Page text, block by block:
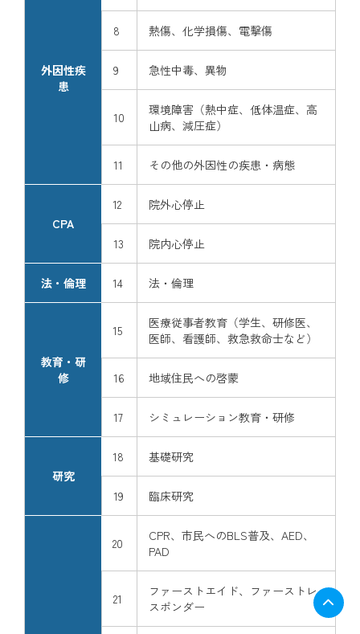
外因性疾
患
8 熱傷、化学損傷、電撃傷
9 急性中毒、異物
10
環境障害（熱中症、低体温症、高
山病、減圧症）
11 その他の外因性の疾患・病態
CPA
12 院外心停止
13 院内心停止
法・倫理 14 法・倫理
教育・研
修
15
医療従事者教育（学生、研修医、
医師、看護師、救急救命士など）
16 地域住民への啓蒙
17 シミュレーション教育・研修
研究
18 基礎研究
19 臨床研究
20
CPR、市民へのBLS普及、AED、
PAD
21
ファーストエイド、ファーストレ
スポンダー